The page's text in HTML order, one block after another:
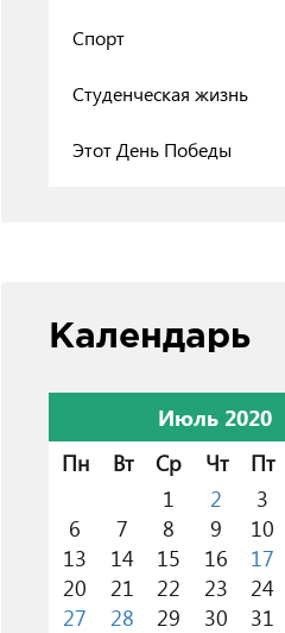
Спорт
Студенческая жизнь
Этот День Победы
Календарь
Июль 2020
Пн
Вт Ср Чт Пт
1
2 3
6
7 8 9 10
13
14 15 16 17
20
21 22 23 24
27
28 29 30 31